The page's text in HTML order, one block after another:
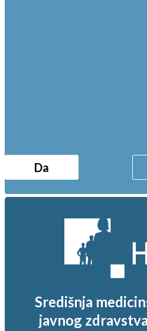
Da
Središnja
javnog